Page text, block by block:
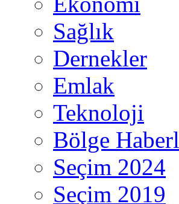
Sağlık
Dernekler
Emlak
Teknoloji
Bölge
Seçim 2024
Seçim 2019